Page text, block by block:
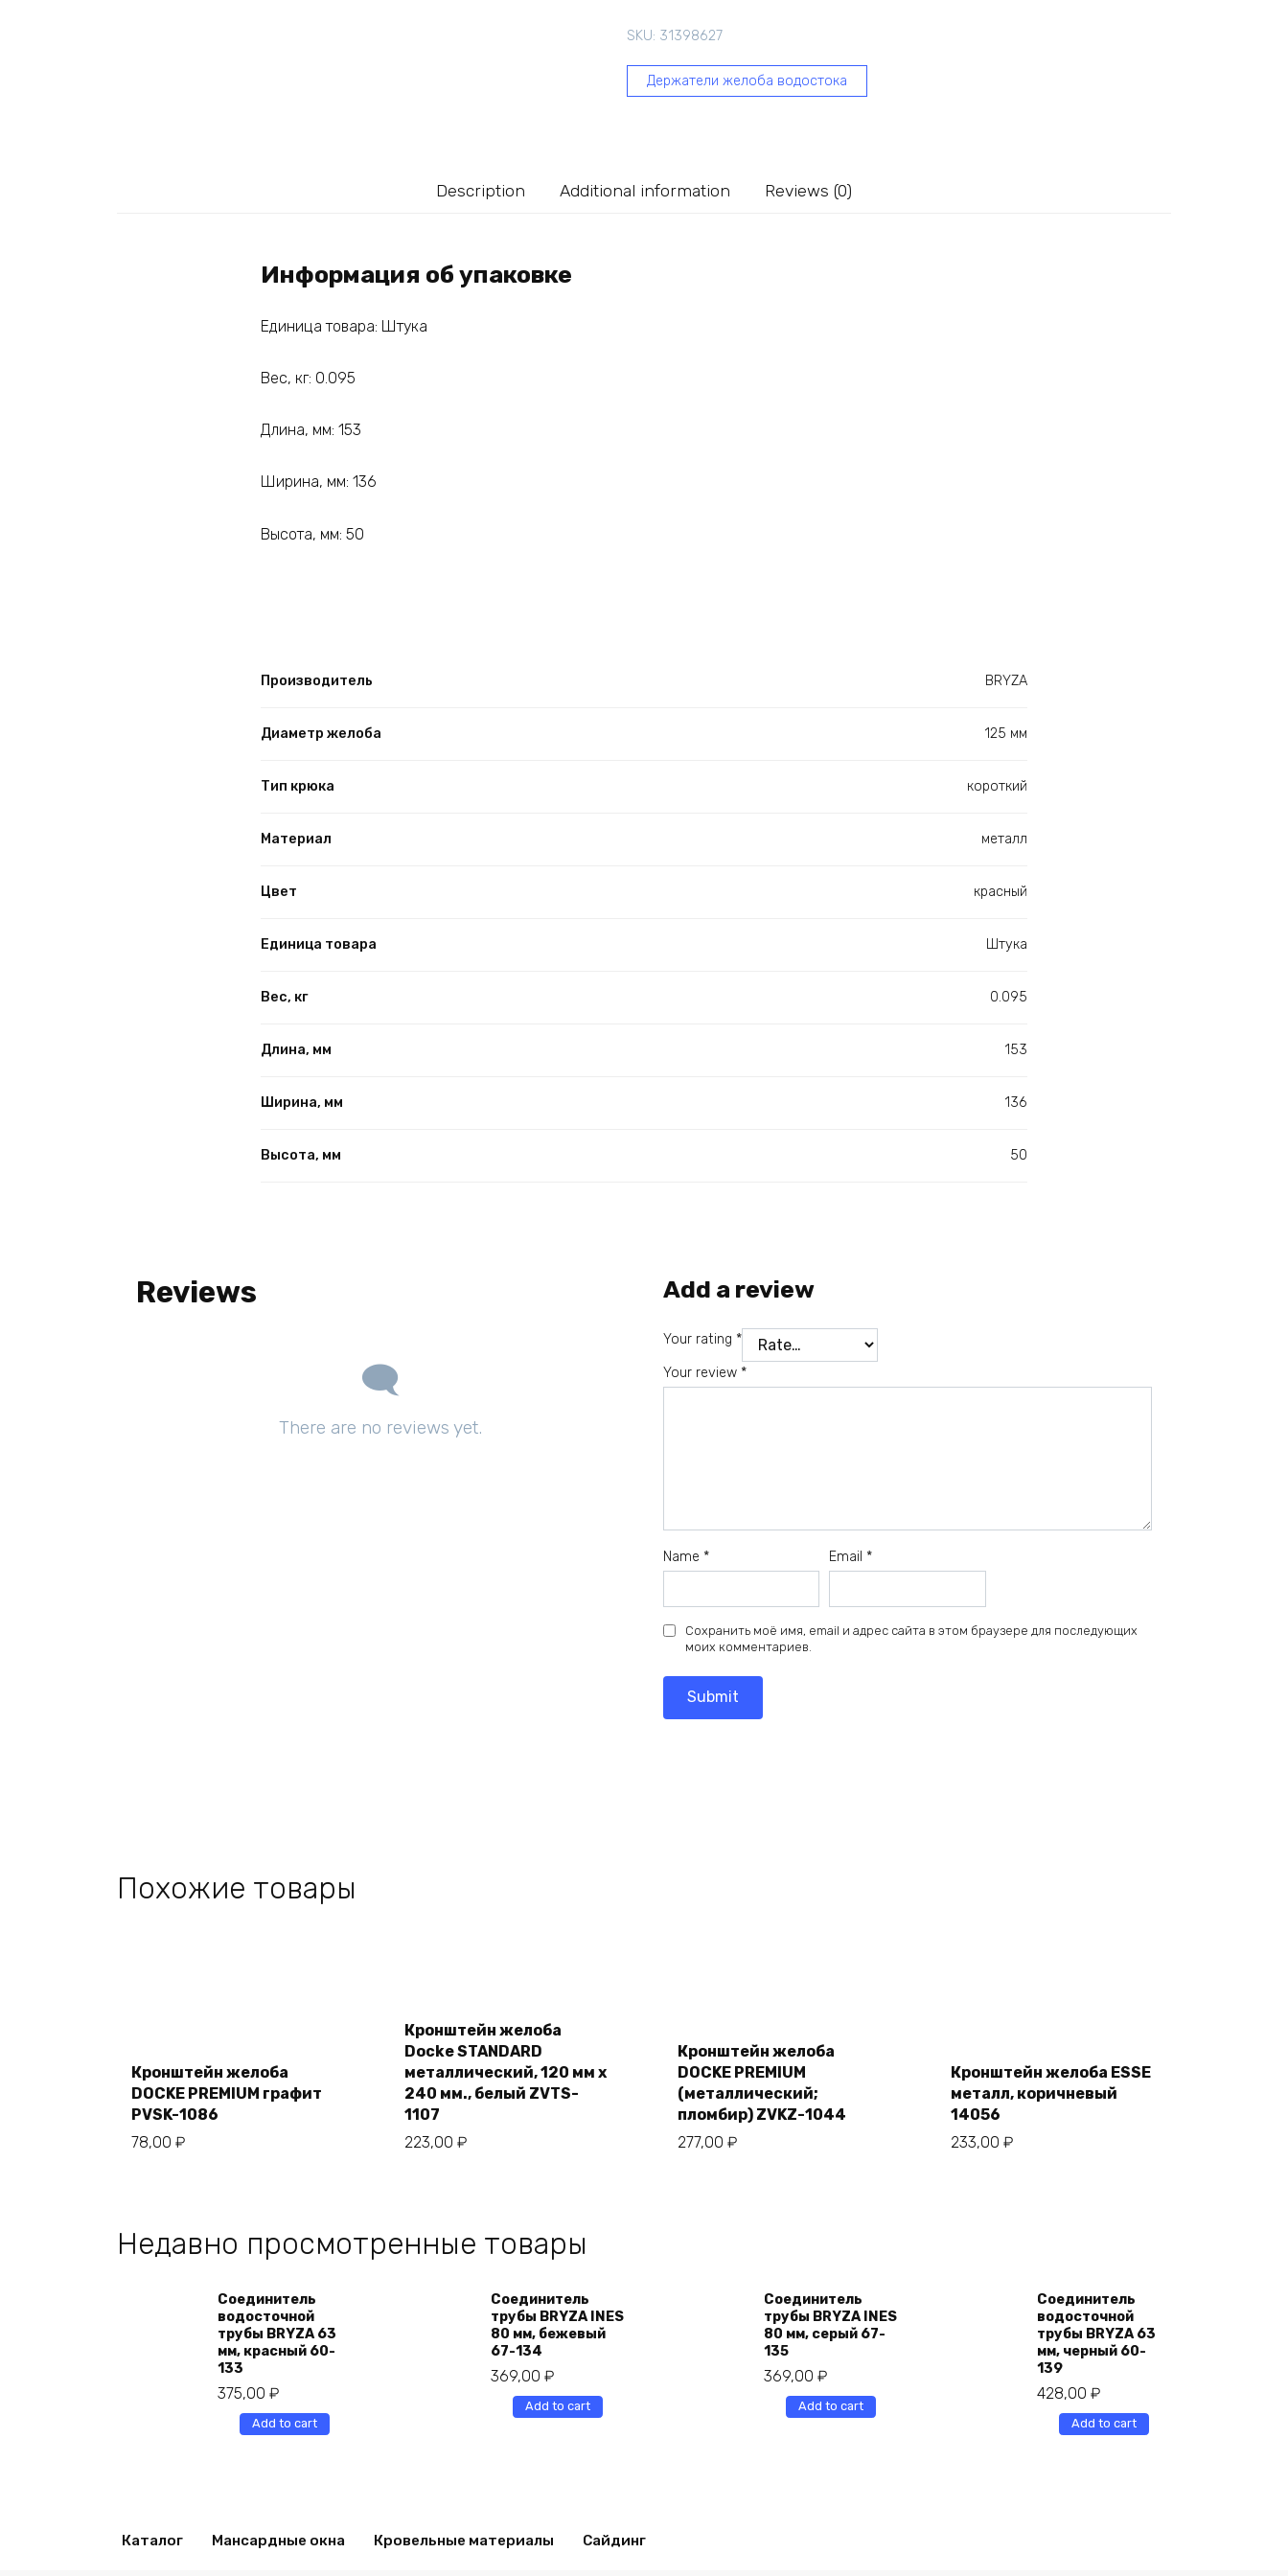
мм,
краcный
62-
SKU: 31398627
Держатели желоба водостока
Description Additional information Reviews (0)
Информация об упаковке
Единица товара: Штука
Вес, кг: 0.095
Длина, мм: 153
Ширина, мм: 136
Высота, мм: 50
Производитель BRYZA
Диаметр желоба 125 мм
Тип крюка короткий
Материал металл
Цвет красный
Единица товара Штука
Вес, кг 0.095
Длина, мм 153
Ширина, мм 136
Высота, мм 50
Reviews
There are no reviews yet.
Add a review
Your rating *
Your review *
Name * Email *
Сохранить моё имя, email и адрес сайта в этом браузере для последующих
моих комментариев.
Похожие товары
cart
Кронштейн желоба
DOCKE PREMIUM графит
PVSK-1086
78,00 ₽
to
cart
Кронштейн желоба
Docke STANDARD
металлический, 120 мм х
240 мм., белый ZVTS-
1107
223,00 ₽
cart
Кронштейн желоба
DOCKE PREMIUM
(металлический;
пломбир) ZVKZ-1044
277,00 ₽
cart
Кронштейн желоба ESSE
металл, коричневый
14056
233,00 ₽
Недавно просмотренные товары
Соединитель
водосточной
трубы BRYZA 63
мм, краcный 60-
133
375,00 ₽
Add to cart
Соединитель
трубы BRYZA INES
80 мм, бежевый
67-134
369,00 ₽
Add to cart
Соединитель
трубы BRYZA INES
80 мм, серый 67-
135
369,00 ₽
Add to cart
Соединитель
водосточной
трубы BRYZA 63
мм, черный 60-
139
428,00 ₽
Add to cart
Каталог Мансардные окна Кровельные материалы Сайдинг